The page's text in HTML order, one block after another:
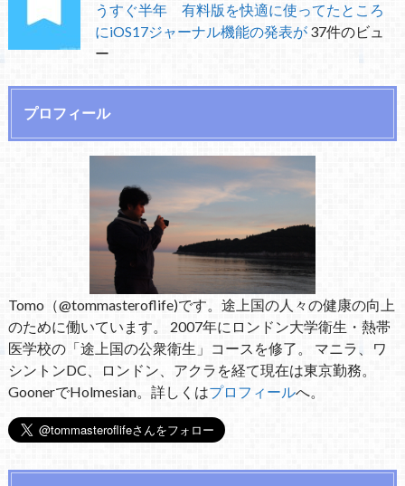
うすぐ半年 有料版を快適に使ってたところ
にiOS17ジャーナル機能の発表が 37件のビュ
ー
プロフィール
Tomo（@tommasteroflife)です。途上国の人々の健康の向上
のために働いています。 2007年にロンドン大学衛生・熱帯
医学校の「途上国の公衆衛生」コースを修了。 マニラ、ワ
シントンDC、ロンドン、アクラを経て現在は東京勤務。
GoonerでHolmesian。詳しくはプロフィールへ。